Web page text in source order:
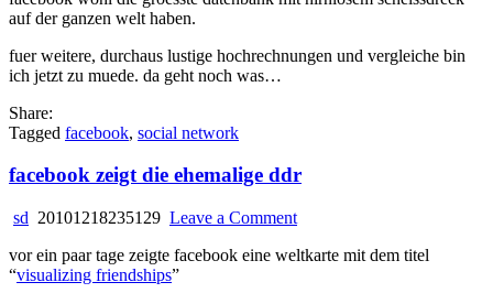
auf der ganzen welt haben.
fuer weitere, durchaus lustige hochrechnungen und vergleiche bin
ich jetzt zu muede. da geht noch was…
Share:
Tagged facebook, social network
facebook zeigt die ehemalige ddr
sd 20101218235129 Leave a Commenton
zeigt
vor ein paar tage zeigte facebook eine weltkarte mit dem titel
“visualizing friendships”